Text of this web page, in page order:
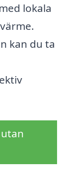
lokala
kan du ta